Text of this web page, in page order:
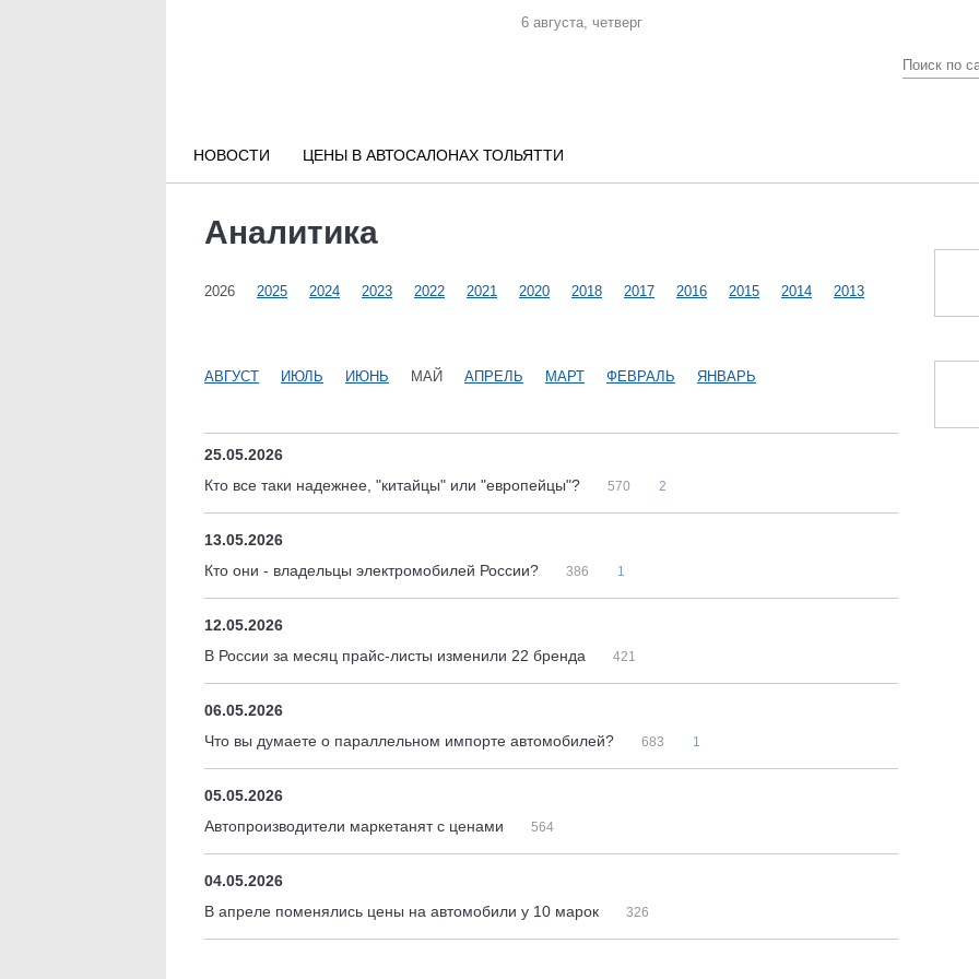
6 августа, четверг
НОВОСТИ ЦЕНЫ В АВТОСАЛОНАХ ТОЛЬЯТТИ
Аналитика
2026 2025 2024 2023 2022 2021 2020 2018 2017 2016 2015 2014 2013
АВГУСТ ИЮЛЬ ИЮНЬ МАЙ АПРЕЛЬ МАРТ ФЕВРАЛЬ ЯНВАРЬ
25.05.2026
Кто все таки надежнее, "китайцы" или "европейцы"?
570 2
13.05.2026
Кто они - владельцы электромобилей России?
386 1
12.05.2026
В России за месяц прайс-листы изменили 22 бренда
421
06.05.2026
Что вы думаете о параллельном импорте автомобилей?
683 1
05.05.2026
Автопроизводители маркетанят с ценами
564
04.05.2026
В апреле поменялись цены на автомобили у 10 марок
326